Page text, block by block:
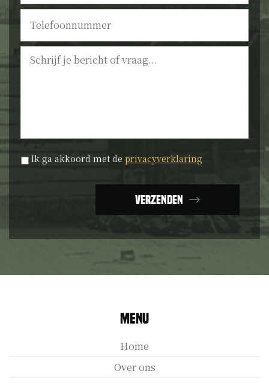
Telefoonnummer
Bericht
Privacyverklaring *
Ik ga akkoord met de privacyverklaring
Verzenden
Menu
Home
Over ons